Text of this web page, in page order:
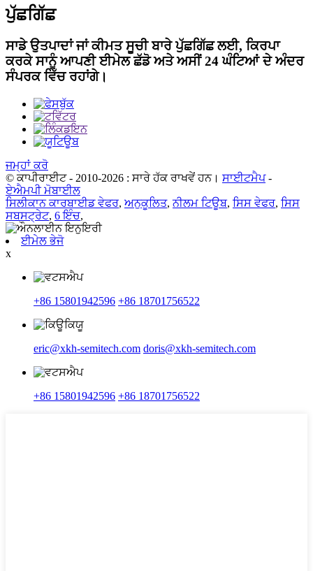
ਪੁੱਛਗਿੱਛ
ਸਾਡੇ ਉਤਪਾਦਾਂ ਜਾਂ ਕੀਮਤ ਸੂਚੀ ਬਾਰੇ ਪੁੱਛਗਿੱਛ ਲਈ, ਕਿਰਪਾ
ਕਰਕੇ ਸਾਨੂੰ ਆਪਣੀ ਈਮੇਲ ਛੱਡੋ ਅਤੇ ਅਸੀਂ 24 ਘੰਟਿਆਂ ਦੇ ਅੰਦਰ
ਸੰਪਰਕ ਵਿੱਚ ਰਹਾਂਗੇ।
ਜਮ੍ਹਾਂ ਕਰੋ
© ਕਾਪੀਰਾਈਟ - 2010-2026 : ਸਾਰੇ ਹੱਕ ਰਾਖਵੇਂ ਹਨ। ਸਾਈਟਮੈਪ-
ਏਐਮਪੀ ਮੋਬਾਈਲ
ਸਿਲੀਕਾਨ ਕਾਰਬਾਈਡ ਵੇਫਰ, ਅਨੁਕੂਲਿਤ,ਨੀਲਮ ਟਿਊਬ, ਸਿਸ ਵੇਫਰ, ਸਿਸ
ਸਬਸਟ੍ਰੇਟ, 6 ਇੰਚ,
ਈਮੇਲ ਭੇਜੋ
x
+86 15801942596 +86 18701756522
eric@xkh-semitech.com doris@xkh-semitech.com
+86 15801942596 +86 18701756522